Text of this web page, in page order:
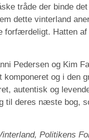
tråde der binde
dette vinterland
forfærdeligt. Hatten
Pedersen og Kim
og i den
autentisk og
til deres næste bog,
Politikens